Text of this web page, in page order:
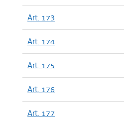
Art. 173
Art. 174
Art. 175
Art. 176
Art. 177